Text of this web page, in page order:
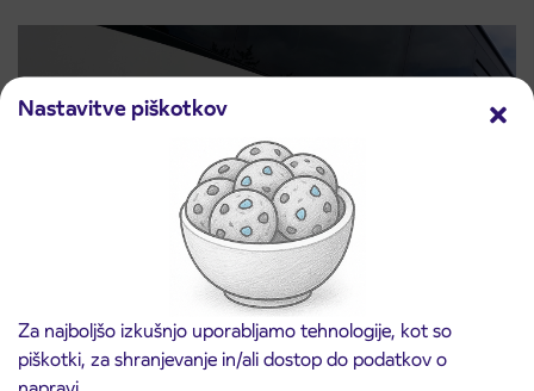
Nastavitve piškotkov
Za najboljšo izkušnjo uporabljamo tehnologije, kot so
piškotki, za shranjevanje in/ali dostop do podatkov o
3. 8. 2026
Obvestilo o popolni zapori ceste
ČEŠNJEVEK – TRATA
Kranj